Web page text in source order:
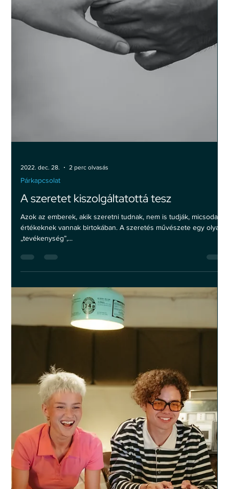
Párkapcsolat
Párkapcsolati problémák: A
„sérthetetlenség” őrzése a